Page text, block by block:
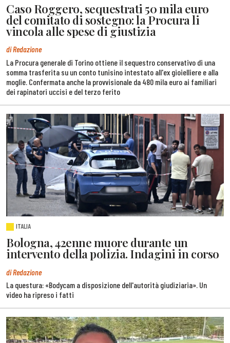
Caso Roggero, sequestrati 50 mila euro
del comitato di sostegno: la Procura li
vincola alle spese di giustizia
di Redazione
La Procura generale di Torino ottiene il sequestro conservativo di una
somma trasferita su un conto tunisino intestato all'ex gioielliere e alla
moglie. Confermata anche la provvisionale da 480 mila euro ai familiari
dei rapinatori uccisi e del terzo ferito
ITALIA
Bologna, 42enne muore durante un
intervento della polizia. Indagini in corso
di Redazione
La questura: «Bodycam a disposizione dell'autorità giudiziaria». Un
video ha ripreso i fatti